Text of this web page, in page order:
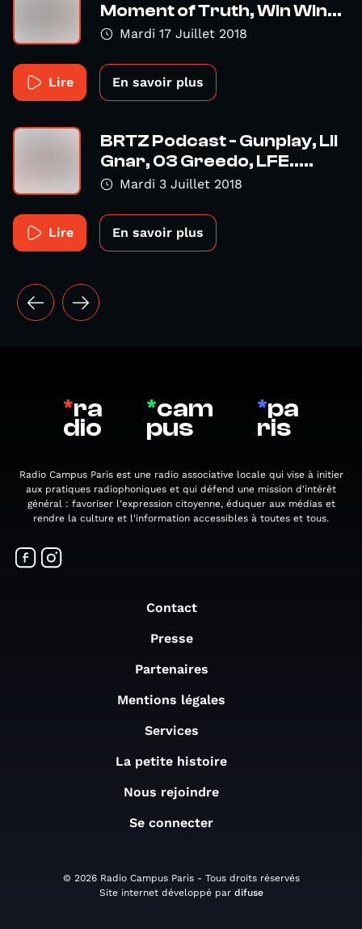
Moment of Truth, Win Win...
Mardi 17 Juillet 2018
Lire En savoir plus
BRTZ Podcast - Gunplay, Lil
Gnar, 03 Greedo, LFE.....
Mardi 3 Juillet 2018
Lire En savoir plus
*ra
dio
*cam
pus
*pa
ris
Radio Campus Paris est une radio associative locale qui vise à initier
aux pratiques radiophoniques et qui défend une mission d'intérêt
général : favoriser l'expression citoyenne, éduquer aux médias et
rendre la culture et l'information accessibles à toutes et tous.
Contact
Presse
Partenaires
Mentions légales
Services
La petite histoire
Nous rejoindre
Se connecter
© 2026 Radio Campus Paris - Tous droits réservés
Site internet développé par difuse